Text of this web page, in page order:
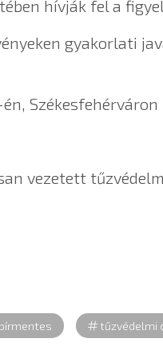
hívják fel a
gyakorlati
vezetett
tűzvédelmi